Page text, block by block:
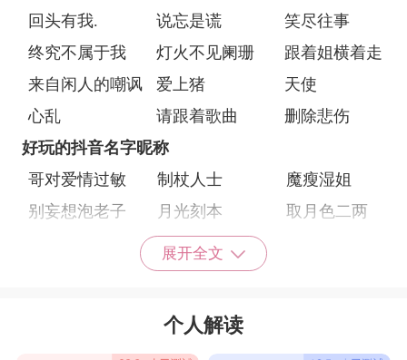
回头有我.
说忘是谎
笑尽往事
终究不属于我
灯火不见阑珊
跟着姐横着走
来自闲人的嘲讽
爱上猪
天使
心乱
请跟着歌曲
删除悲伤
好玩的抖音名字昵称
哥对爱情过敏
制杖人士
魔瘦湿姐
别妄想泡老子
月光刻本
取月色二两
给糖就不闹
就宋脑白金
龚主病患者
展开全文
个人解读